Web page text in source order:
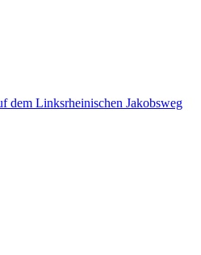
dem Linksrheinischen Jakobsweg